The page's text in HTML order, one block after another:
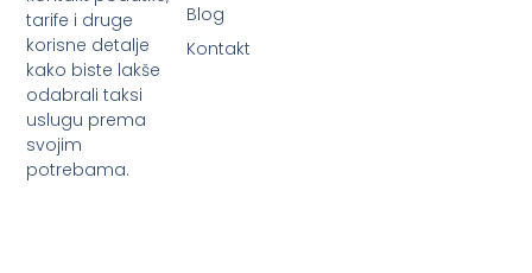
tarife i druge
korisne detalje
kako biste lakše
odabrali taksi
uslugu prema
svojim
potrebama.
Blog
Kontakt